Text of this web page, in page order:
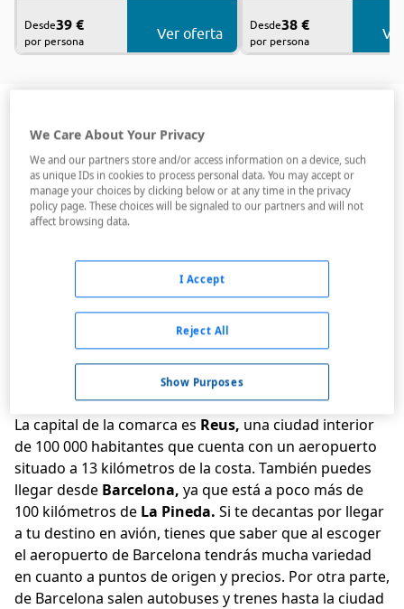
Desde39 €
por persona Ver oferta
Desde38 €
por persona
Reserva ahora tu plazapor sólo
No aplicable a tarifas no reembolsables ni a reservas
realizadas con menos de 30 días de antelación. 10€ de
depósito no reembolsables.
DesdeLa Pineda
turística de primera calidad. Playas, calas,
infraestructuras y equipamientos se combinan con un
amplio abanico de hoteles, restaurantes y espacios de
ocio para toda la familia. Con un
rincón de la costa mediterránea es un lugar perfecto
para tu próxima escapada.
1. Cómo llegar
La capital de la comarca es Reus, una ciudad interior
de 100 000 habitantes que cuenta con un aeropuerto
situado a 13 kilómetros de la costa. También puedes
llegar desde Barcelona, ya que está a poco más de
100 kilómetros de La Pineda. Si te decantas por llegar
a tu destino en avión, tienes que saber que al escoger
el aeropuerto de Barcelona tendrás mucha variedad
en cuanto a puntos de origen y precios. Por otra parte,
de Barcelona salen autobuses y trenes hasta la ciudad
We Care About Your Privacy
We and our partners store and/or access information on a device, such
as unique IDs in cookies to process personal data. You may accept or
manage your choices by clicking below or at any time in the privacy
policy page. These choices will be signaled to our partners and will not
affect browsing data.
Show Purposes
Reject All
I Accept